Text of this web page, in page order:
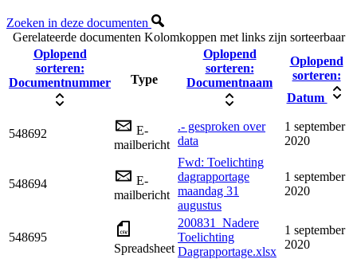
Zoeken in deze documenten
Gerelateerde documenten Kolomkoppen met links zijn sorteerbaar
Oplopend
sorteren:
Documentnummer
Type
Oplopend
sorteren:
Documentnaam
Oplopend
sorteren:
Datum
548692
E-
mailbericht
.- gesproken over
data
1 september
2020
548694
E-
mailbericht
Fwd: Toelichting
dagrapportage
maandag 31
augustus
1 september
2020
548695
Spreadsheet
200831_Nadere
Toelichting
Dagrapportage.xlsx
1 september
2020